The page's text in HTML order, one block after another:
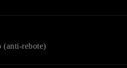
(anti-rebote)